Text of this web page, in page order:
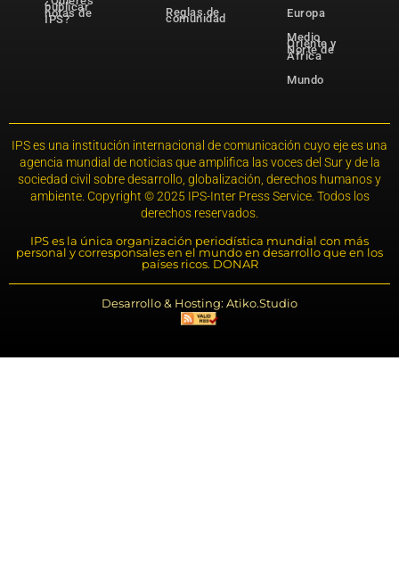
publicar
notas de
IPS?
Reglas de
comunidad
Europa
Medio
Oriente y
Norte de
África
Mundo
IPS es una institución internacional de comunicación cuyo eje es una
agencia mundial de noticias que amplifica las voces del Sur y de la
sociedad civil sobre desarrollo, globalización, derechos humanos y
ambiente. Copyright © 2025 IPS-Inter Press Service. Todos los
derechos reservados.
IPS es la única organización periodística mundial con más
personal y corresponsales en el mundo en desarrollo que en los
países ricos. DONAR
Desarrollo & Hosting: Atiko.Studio